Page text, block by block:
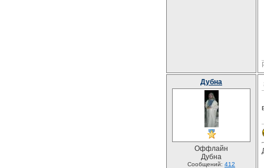
Дубна
Оффлайн
Дубна
Сообщений: 412